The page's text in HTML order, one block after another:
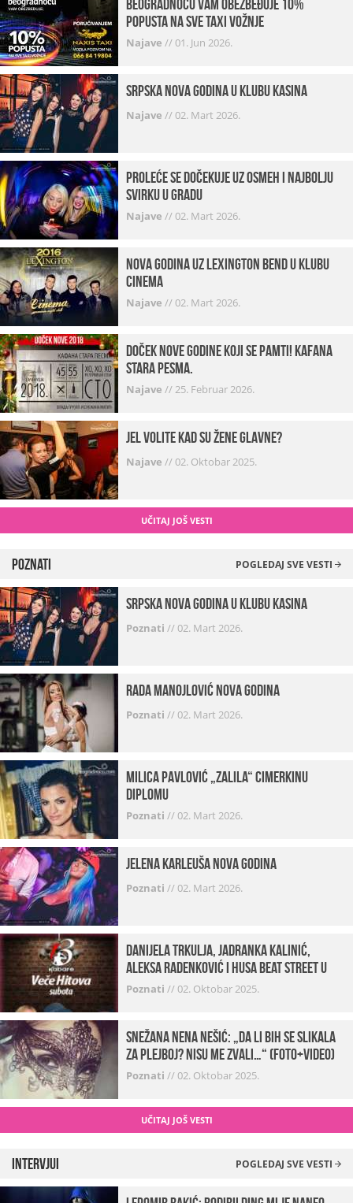
beogradnocu vam obezbeđuje 10%
popusta na sve taxi vožnje
Najave //01. Jun 2026.
Srpska Nova godina u klubu Kasina
Najave //02. Mart 2026.
Proleće se dočekuje uz osmeh i najbolju
svirku u gradu
Najave //02. Mart 2026.
Nova godina uz Lexington bend u klubu
Cinema
Najave //02. Mart 2026.
Doček Nove godine koji se pamti! Kafana
Stara pesma.
Najave //25. Februar 2026.
Jel volite kad su žene glavne?
Najave //02. Oktobar 2025.
UČITAJ JOŠ VESTI
Poznati POGLEDAJ SVE VESTI
Srpska Nova godina u klubu Kasina
Poznati //02. Mart 2026.
Rada Manojlović Nova godina
Poznati //02. Mart 2026.
Milica Pavlović „zalila“ cimerkinu
diplomu
Poznati //02. Mart 2026.
Jelena Karleuša Nova godina
Poznati //02. Mart 2026.
Danijela Trkulja, Jadranka Kalinić,
Aleksa Radenković i Husa Beat Street u
Kabareu 13
Poznati //02. Oktobar 2025.
Snežana Nena Nešić: „Da li bih se slikala
za Plejboj? Nisu me zvali…“ (FOTO+VIDEO)
Poznati //02. Oktobar 2025.
UČITAJ JOŠ VESTI
Intervjui POGLEDAJ SVE VESTI